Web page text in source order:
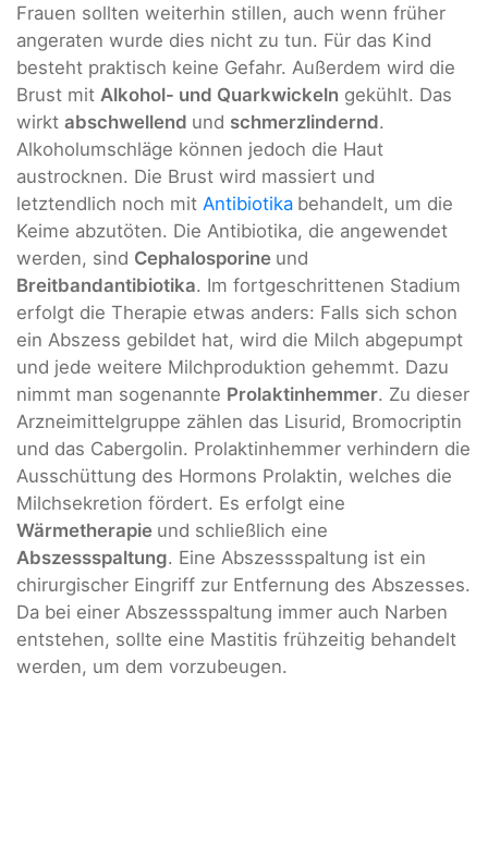
Frauen sollten weiterhin stillen, auch wenn früher
angeraten wurde dies nicht zu tun. Für das Kind
besteht praktisch keine Gefahr. Außerdem wird die
Brust mit Alkohol- und Quarkwickeln gekühlt. Das
wirkt abschwellend und schmerzlindernd.
Alkoholumschläge können jedoch die Haut
austrocknen. Die Brust wird massiert und
letztendlich noch mit Antibiotika behandelt, um die
Keime abzutöten. Die Antibiotika, die angewendet
werden, sind Cephalosporine und
Breitbandantibiotika. Im fortgeschrittenen Stadium
erfolgt die Therapie etwas anders: Falls sich schon
ein Abszess gebildet hat, wird die Milch abgepumpt
und jede weitere Milchproduktion gehemmt. Dazu
nimmt man sogenannte Prolaktinhemmer. Zu dieser
Arzneimittelgruppe zählen das Lisurid, Bromocriptin
und das Cabergolin. Prolaktinhemmer verhindern die
Ausschüttung des Hormons Prolaktin, welches die
Milchsekretion fördert. Es erfolgt eine
Wärmetherapie und schließlich eine
Abszessspaltung. Eine Abszessspaltung ist ein
chirurgischer Eingriff zur Entfernung des Abszesses.
Da bei einer Abszessspaltung immer auch Narben
entstehen, sollte eine Mastitis frühzeitig behandelt
werden, um dem vorzubeugen.